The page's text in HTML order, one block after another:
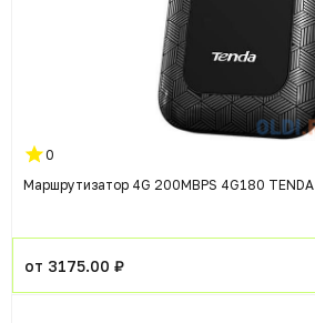
0
Маршрутизатор 4G 200MBPS 4G180 TENDA
от 3175.00 ₽